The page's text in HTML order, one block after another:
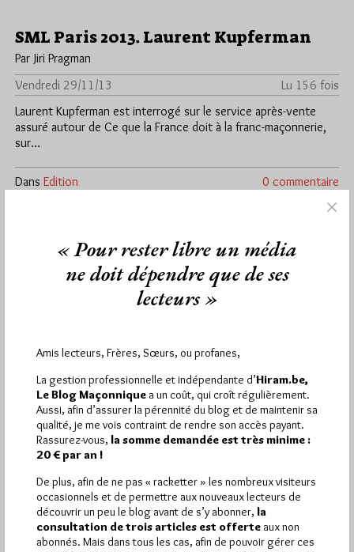
SML Paris 2013. Laurent Kupferman
Par Jiri Pragman
Vendredi 29/11/13
Lu 156 fois
Laurent Kupferman est interrogé sur le service après-vente
assuré autour de Ce que la France doit à la franc-maçonnerie,
sur…
Dans Edition 0 commentaire
« Pour rester libre un média
ne doit dépendre que de ses
lecteurs »
Amis lecteurs, Frères, Sœurs, ou profanes,
La gestion professionnelle et indépendante d’Hiram.be,
Le Blog Maçonnique a un coût, qui croît régulièrement.
Aussi, afin d’assurer la pérennité du blog et de maintenir sa
qualité, je me vois contraint de rendre son accès payant.
Rassurez-vous, la somme demandée est très minime :
20 € par an !
De plus, afin de ne pas « racketter » les nombreux visiteurs
occasionnels et de permettre aux nouveaux lecteurs de
découvrir un peu le blog avant de s’y abonner, la
consultation de trois articles est offerte aux non
abonnés. Mais dans tous les cas, afin de pouvoir gérer ces